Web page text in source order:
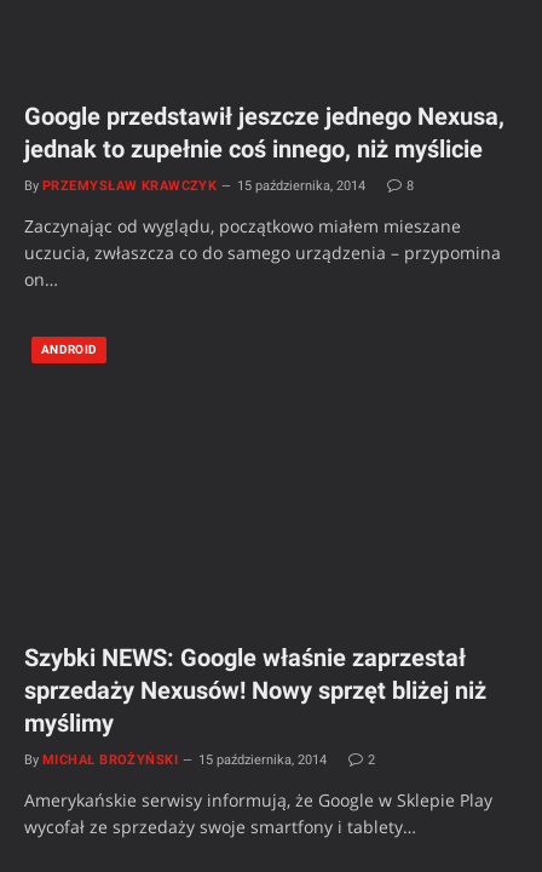
Google przedstawił jeszcze jednego Nexusa,
jednak to zupełnie coś innego, niż myślicie
By PRZEMYSŁAW KRAWCZYK 15 października, 2014 8
Zaczynając od wyglądu, początkowo miałem mieszane
uczucia, zwłaszcza co do samego urządzenia – przypomina
on…
ANDROID
Szybki NEWS: Google właśnie zaprzestał
sprzedaży Nexusów! Nowy sprzęt bliżej niż
myślimy
By MICHAŁ BROŻYŃSKI 15 października, 2014 2
Amerykańskie serwisy informują, że Google w Sklepie Play
wycofał ze sprzedaży swoje smartfony i tablety…